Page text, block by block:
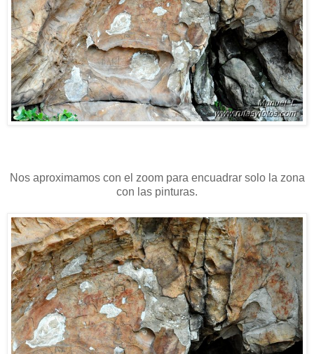
Nos aproximamos con el zoom para encuadrar solo la zona
con las pinturas.